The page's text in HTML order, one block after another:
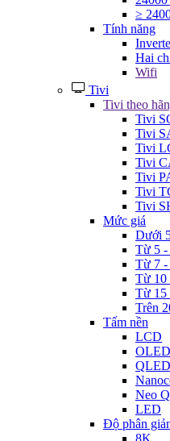
≥
Tính năng
Hai
Wifi
Tivi
Tivi theo
Tivi
Tivi
Tivi
Tivi
Tivi
Tivi
Tivi
Mức giá
Dưới
Từ 5 -
Từ 7 -
Từ 10
Từ 15
Trên
Tấm nền
LCD
OLED
QLED
Neo
LED
Độ phân
8K